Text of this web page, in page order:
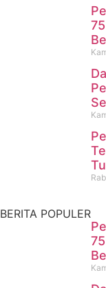
Pencari
Mahakam
BERITA POPULER